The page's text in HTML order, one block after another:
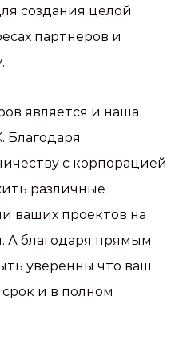
создания целой
партнеров и
является и наша
Благодаря
с корпорацией
различные
ваших проектов на
А благодаря прямым
уверенны что ваш
и в полном